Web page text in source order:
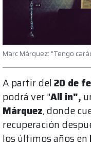
Marc Márquez: "Tengo
A partir del20 de
podrá ver "All in",
Márquez, donde
recuperación
los últimos años en